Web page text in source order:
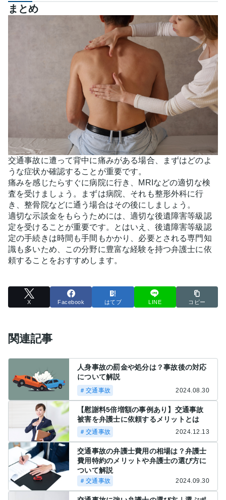
まとめ
交通事故に遭って背中に痛みがある場合、まずはどのよ
うな症状か確認することが重要です。
痛みを感じたらすぐに病院に行き、MRIなどの適切な検
査を受けましょう。まずは病院、それも整形外科に行
き、整骨院などに通う場合はその後にしましょう。
適切な示談金をもらうためには、適切な後遺障害等級認
定を受けることが重要です。とはいえ、後遺障害等級認
定の手続きは時間も手間もかかり、必要とされる専門知
識も多いため、この分野に豊富な経験を持つ弁護士に依
頼することをおすすめします。
X Facebook はてブ LINE コピー
関連記事
人身事故の罰金や処分は？事故後の対応
について解説
＃交通事故 2024.08.30
【慰謝料5倍増額の事例あり】交通事故
被害を弁護士に依頼するメリットとは
＃交通事故 2024.12.13
交通事故の弁護士費用の相場は？弁護士
費用特約のメリットや弁護士の選び方に
ついて解説
＃交通事故 2024.09.30